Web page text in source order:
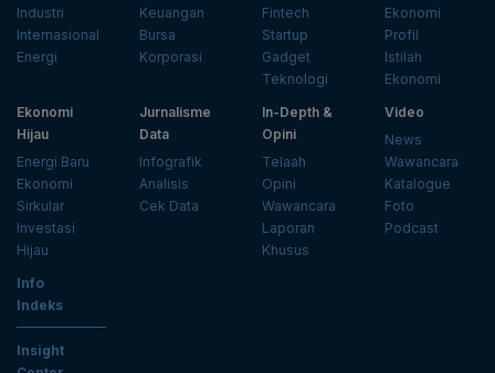
Industri
Internasional
Energi
Keuangan
Bursa
Korporasi
Fintech
Startup
Gadget
Teknologi
Ekonomi
Profil
Istilah
Ekonomi
Ekonomi
Hijau
Energi Baru
Ekonomi
Sirkular
Investasi
Hijau
Jurnalisme
Data
Infografik
Analisis
Cek Data
In-Depth &
Opini
Telaah
Opini
Wawancara
Laporan
Khusus
Video
News
Wawancara
Katalogue
Foto
Podcast
Info
Indeks
Insight